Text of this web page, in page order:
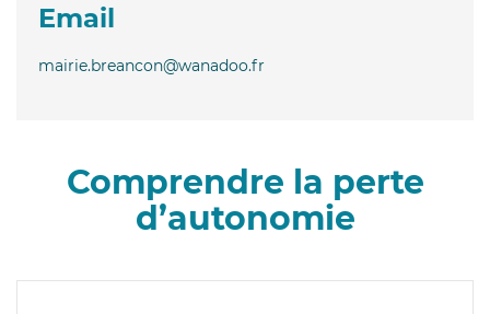
Email
mairie.breancon@wanadoo.fr
Comprendre la perte
d’autonomie